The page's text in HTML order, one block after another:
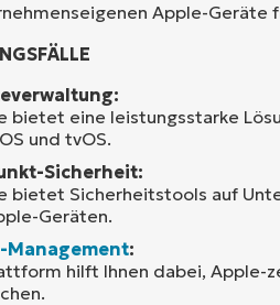
Apple-Geräte
bietet eine leistungsstarke
und tvOS.
Sicherheit:
bietet Sicherheitstools auf
Geräten.
Management:
hilft Ihnen dabei,